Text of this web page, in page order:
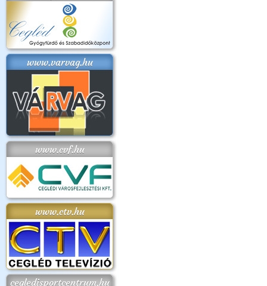
www.varvag.hu
www.cvf.hu
www.ctv.hu
cegledisportcentrum.hu